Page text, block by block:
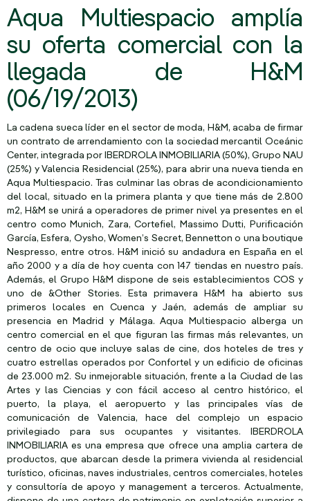
Aqua Multiespacio amplía
su oferta comercial con la
llegada de H&M
(06/19/2013)
La cadena sueca líder en el sector de moda, H&M, acaba de firmar
un contrato de arrendamiento con la sociedad mercantil Oceánic
Center, integrada por IBERDROLA INMOBILIARIA (50%), Grupo NAU
(25%) y Valencia Residencial (25%), para abrir una nueva tienda en
Aqua Multiespacio. Tras culminar las obras de acondicionamiento
del local, situado en la primera planta y que tiene más de 2.800
m2, H&M se unirá a operadores de primer nivel ya presentes en el
centro como Munich, Zara, Cortefiel, Massimo Dutti, Purificación
García, Esfera, Oysho, Women’s Secret, Bennetton o una boutique
Nespresso, entre otros. H&M inició su andadura en España en el
año 2000 y a día de hoy cuenta con 147 tiendas en nuestro país.
Además, el Grupo H&M dispone de seis establecimientos COS y
uno de &Other Stories. Esta primavera H&M ha abierto sus
primeros locales en Cuenca y Jaén, además de ampliar su
presencia en Madrid y Málaga. Aqua Multiespacio alberga un
centro comercial en el que figuran las firmas más relevantes, un
centro de ocio que incluye salas de cine, dos hoteles de tres y
cuatro estrellas operados por Confortel y un edificio de oficinas
de 23.000 m2. Su inmejorable situación, frente a la Ciudad de las
Artes y las Ciencias y con fácil acceso al centro histórico, el
puerto, la playa, el aeropuerto y las principales vías de
comunicación de Valencia, hace del complejo un espacio
privilegiado para sus ocupantes y visitantes. IBERDROLA
INMOBILIARIA es una empresa que ofrece una amplia cartera de
productos, que abarcan desde la primera vivienda al residencial
turístico, oficinas, naves industriales, centros comerciales, hoteles
y consultoría de apoyo y management a terceros. Actualmente,